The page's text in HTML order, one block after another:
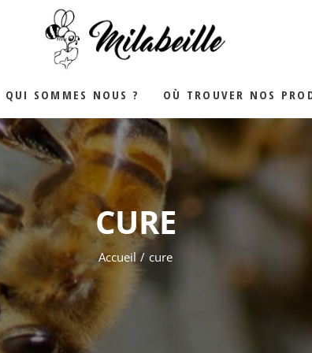
QUI SOMMES NOUS ? OÙ TROUVER NOS
CURE
Accueil cure